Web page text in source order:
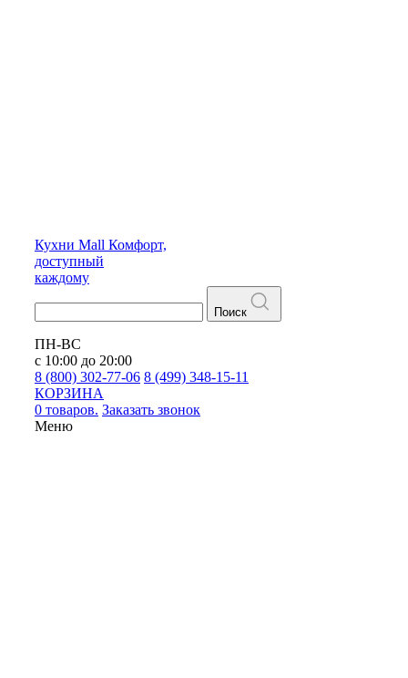
Кухни Mall Комфорт,
доступный
каждому
Поиск
ПН-ВС
с 10:00 до 20:00
8 (800) 302-77-06 8 (499) 348-15-11
КОРЗИНА
0 товаров. Заказать звонок
Меню